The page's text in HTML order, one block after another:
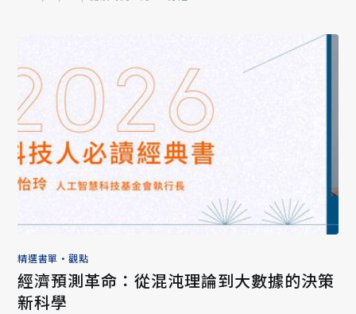
精選書單 •觀點
經濟預測革命：從混沌理論到大數據的決策
新科學